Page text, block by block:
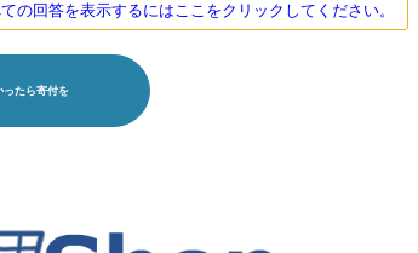
の回答を表示するにはここをクリックしてください。